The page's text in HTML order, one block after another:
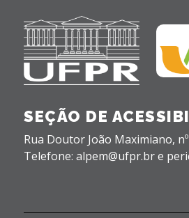
SEÇÃO DE
Rua Doutor João Maximiano,
Telefone: alpem@ufpr.br e